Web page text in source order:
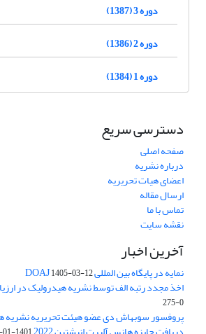
دوره 3 (1387)
دوره 2 (1386)
دوره 1 (1384)
دسترسی سریع
صفحه اصلی
درباره نشریه
اعضای هیات تحریریه
ارسال مقاله
تماس با ما
نقشه سایت
آخرین اخبار
نمایه در پایگاه بین المللی DOAJ1405-03-12
اخذ مجدد رتبه الف توسط نشریه هیدرولیک در ارزیابی
0-275
پروفسور سوبهاش دی عضو هیئت تحریریه نشریه